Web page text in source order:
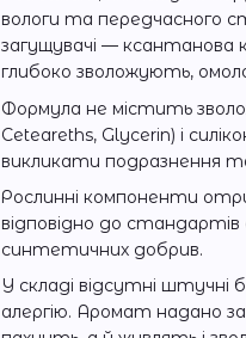
вологи та передчасного
загущувачі —
глибоко зволожують,
Формула не містить
Ceteareths, Glycerin) і
викликати подразнення
Рослинні компоненти
відповідно до
синтетичних добрив.
У складі відсутні
алергію. Аромат надано